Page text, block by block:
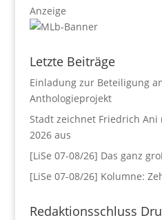
Anzeige
Letzte Beiträge
Einladung zur Beteiligung
Anthologieprojekt
Stadt zeichnet Friedrich
2026 aus
[LiSe 07-08/26] Das ganz
[LiSe 07-08/26] Kolumne:
Redaktionsschluss